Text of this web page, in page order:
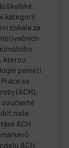
kategorii
získala za
kterou
paměti
se
(ACH),
současné
naše
ACH
ACH.